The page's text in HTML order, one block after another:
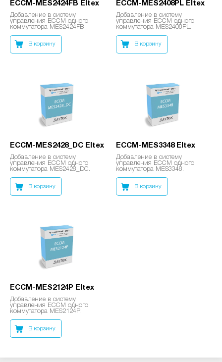
ECCM-MES2424FB Eltex
Добавление в систему
управления ECCM одного
коммутатора MES2424FB
В корзину
ECCM-MES2408PL Eltex
Добавление в систему
управления ECCM одного
коммутатора MES2408PL.
В корзину
ECCM-MES2428_DC Eltex
Добавление в систему
управления ECCM одного
коммутатора MES2428_DC.
В корзину
ECCM-MES3348 Eltex
Добавление в систему
управления ECCM одного
коммутатора MES3348.
В корзину
ECCM-MES2124P Eltex
Добавление в систему
управления ECCM одного
коммутатора MES2124P.
В корзину